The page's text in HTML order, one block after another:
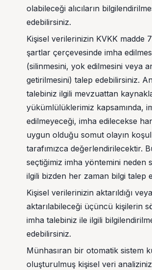
olabileceği alıcıların
edebilirsiniz.
Kişisel verilerinizin KVKK madde
şartlar çerçevesinde imha
(silinmesini, yok edilmesini veya
getirilmesini) talep edebilirsiniz.
talebiniz ilgili mevzuattan
yükümlülüklerimiz kapsamında,
edilmeyeceği, imha edilecekse
uygun olduğu somut olayın
tarafımızca değerlendirilecektir.
seçtiğimiz imha yöntemini neden
ilgili bizden her zaman bilgi talep
Kişisel verilerinizin aktarıldığı veya
aktarılabileceği üçüncü kişilerin
imha talebiniz ile ilgili
edebilirsiniz.
Münhasıran bir otomatik sistem
oluşturulmuş kişisel veri